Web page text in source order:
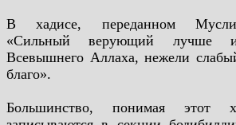
В хадисе, переданном
«Сильный верующий лучше
Всевышнего Аллаха, нежели
благо».
Большинство, понимая этот